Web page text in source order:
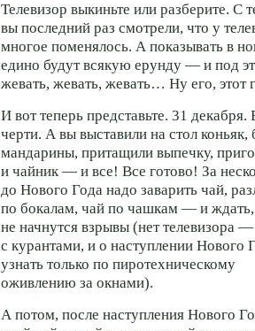
Телевизор выкиньте или разберите. С
вы последний раз смотрели, что у
многое поменялось. А показывать в
едино будут всякую ерунду — и под
жевать, жевать, жевать… Ну его,
И вот теперь представьте. 31 декабря.
черти. А вы выставили на стол
мандарины, притащили выпечку,
и чайник — и все! Все готово! За
до Нового Года надо заварить чай,
по бокалам, чай по чашкам — и ждать,
не начнутся взрывы (нет телевизора —
с курантами, и о наступлении Нового
узнать только по пиротехническому
оживлению за окнами).
А потом, после наступления Нового